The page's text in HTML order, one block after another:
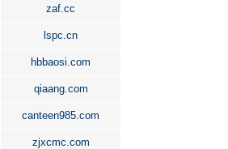
zaf.cc
lspc.cn
hbbaosi.com
qiaang.com
canteen985.com
zjxcmc.com